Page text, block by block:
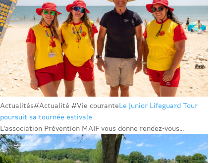
Actualités#Actualité #Vie couranteLe Junior Lifeguard Tour
poursuit sa tournée estivale
L’association Prévention MAIF vous donne rendez-vous...